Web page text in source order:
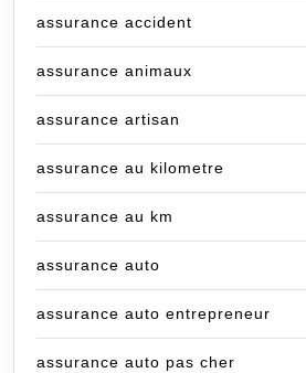
assurance accident
assurance animaux
assurance artisan
assurance au kilometre
assurance au km
assurance auto
assurance auto entrepreneur
assurance auto pas cher